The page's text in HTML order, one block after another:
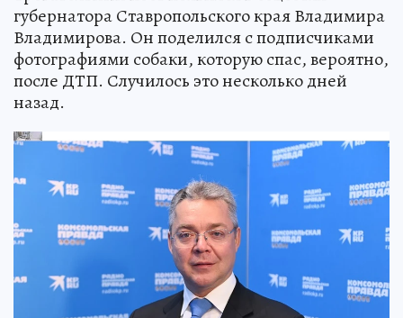
губернатора Ставропольского края Владимира
Владимирова. Он поделился с подписчиками
фотографиями собаки, которую спас, вероятно,
после ДТП. Случилось это несколько дней
назад.